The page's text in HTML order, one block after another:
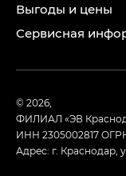
Выгоды и цены
Сервисная
© 2026,
ФИЛИАЛ «ЭВ
ИНН 2305002817
Адрес: г. Краснодар,